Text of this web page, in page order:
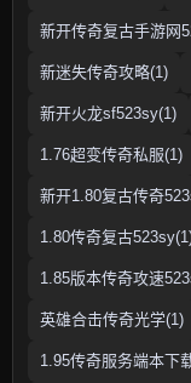
新开传奇复古手游网
新迷失传奇攻略(1)
新开火龙sf523sy(1)
1.76超变传奇私服(1)
新开1.80复古传奇
1.80传奇复古
1.85版本传奇攻速
英雄合击传奇光学(1)
1.95传奇服务端本下